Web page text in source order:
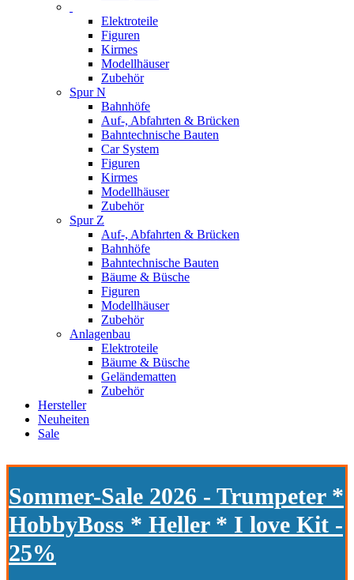
Elektroteile
Figuren
Kirmes
Modellhäuser
Zubehör
Spur N
Bahnhöfe
Auf-, Abfahrten & Brücken
Bahntechnische Bauten
Car System
Figuren
Kirmes
Modellhäuser
Zubehör
Spur Z
Auf-, Abfahrten & Brücken
Bahnhöfe
Bahntechnische Bauten
Bäume & Büsche
Figuren
Modellhäuser
Zubehör
Anlagenbau
Elektroteile
Bäume & Büsche
Geländematten
Zubehör
Hersteller
Neuheiten
Sale
Sommer-Sale 2026 - Trumpeter *
HobbyBoss * Heller * I love Kit -
25%